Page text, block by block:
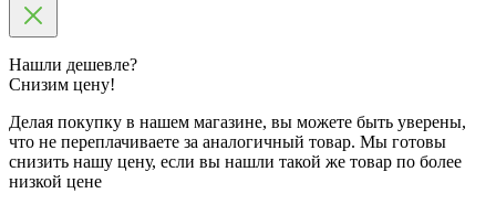
Нашли дешевле?
Снизим цену!
Делая покупку в нашем магазине, вы можете быть уверены,
что не переплачиваете за аналогичный товар. Мы готовы
снизить нашу цену, если вы нашли такой же товар по более
низкой цене